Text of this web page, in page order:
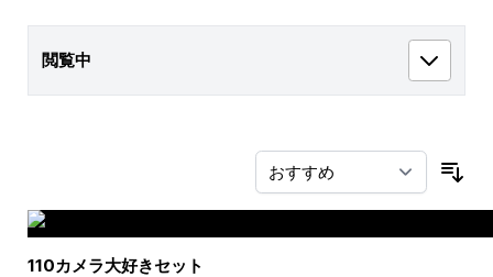
閲覧中
110カメラ大好きセット